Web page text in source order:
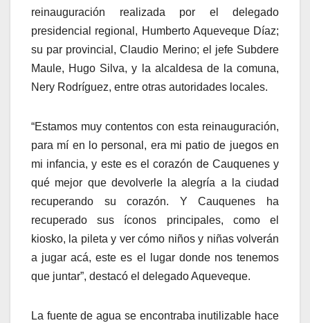
reinauguración realizada por el delegado
presidencial regional, Humberto Aqueveque Díaz;
su par provincial, Claudio Merino; el jefe Subdere
Maule, Hugo Silva, y la alcaldesa de la comuna,
Nery Rodríguez, entre otras autoridades locales.
“Estamos muy contentos con esta reinauguración,
para mí en lo personal, era mi patio de juegos en
mi infancia, y este es el corazón de Cauquenes y
qué mejor que devolverle la alegría a la ciudad
recuperando su corazón. Y Cauquenes ha
recuperado sus íconos principales, como el
kiosko, la pileta y ver cómo niños y niñas volverán
a jugar acá, este es el lugar donde nos tenemos
que juntar”, destacó el delegado Aqueveque.
La fuente de agua se encontraba inutilizable hace